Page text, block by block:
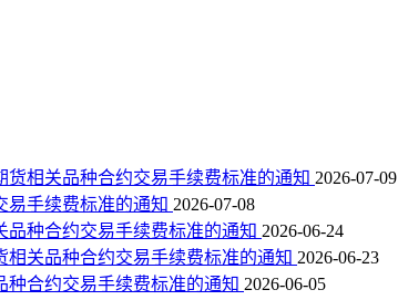
相关品种合约交易手续费标准的通知 2026-07-09
易手续费标准的通知 2026-07-08
种合约交易手续费标准的通知 2026-06-24
关品种合约交易手续费标准的通知 2026-06-23
合约交易手续费标准的通知 2026-06-05